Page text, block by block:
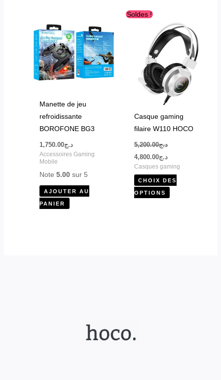
Manette de jeu
refroidissante
BOROFONE BG3
د.ج1,750.00
Accessoires Gaming
Mobile
Note5.00 sur 5
AJOUTER AU
PANIER
Soldes !
Casque gaming
filaire W110 HOCO
د.ج5,200.00
Le
prix
د.ج5,200.00.
د.ج4,800.00
actuel
est :
Casques gaming
CHOIX DES
OPTIONS
produit
a
plusieurs
variations.
Les
options
peuvent
être
choisies
du
produit